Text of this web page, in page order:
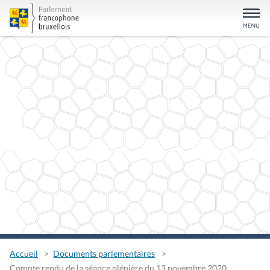
Accueil
Documents parlementaires
Compte rendu de la séance plénière du 13 novembre 2020